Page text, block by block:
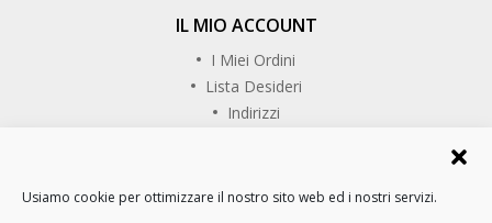
Usiamo cookie per ottimizzare il nostro sito web ed i nostri servizi.
IL MIO ACCOUNT
I Miei Ordini
Lista Desideri
Indirizzi